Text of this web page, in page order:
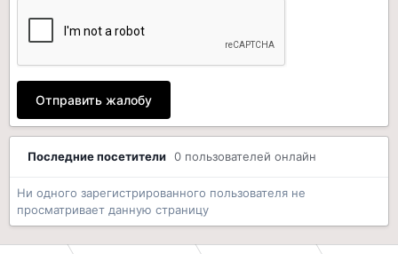
Отправить жалобу
Последние посетители 0 пользователей онлайн
Ни одного зарегистрированного пользователя не
просматривает данную страницу